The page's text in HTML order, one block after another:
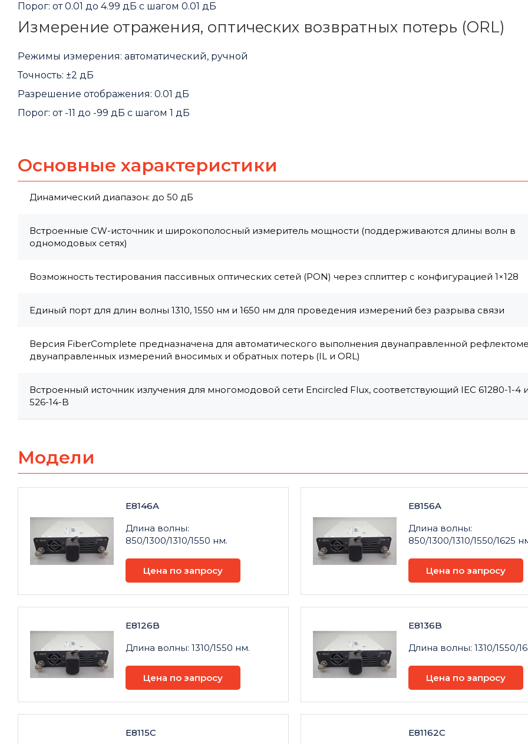
Порог: от 0.01 до 4.99 дБ с шагом 0.01 дБ
Измерение отражения, оптических возвратных потерь (ORL)
Режимы измерения: автоматический, ручной
Точность: ±2 дБ
Разрешение отображения: 0.01 дБ
Порог: от -11 до -99 дБ с шагом 1 дБ
Основные характеристики
Динамический диапазон: до 50 дБ
Встроенные CW-источник и широкополосный измеритель мощности (поддерживаются длины волн в
одномодовых сетях)
Возможность тестирования пассивных оптических сетей (PON) через сплиттер с конфигурацией 1×128
Единый порт для длин волны 1310, 1550 нм и 1650 нм для проведения измерений без разрыва связи
Версия FiberComplete предназначена для автоматического выполнения двунаправленной
двунаправленных измерений вносимых и обратных потерь (IL и ORL)
Встроенный источник излучения для многомодовой сети Encircled Flux, соответствующий IEC 61280-1-4
526-14-B
Модели
E8146A
Длина волны:
850/1300/1310/1550 нм.
Цена по запросу
E8156A
Длина волны:
850/1300/1310/1550/1625
Цена по запросу
E8126B
Длина волны: 1310/1550 нм.
Цена по запросу
E8136B
Длина волны: 1310/1550/
Цена по запросу
E8115C E81162C